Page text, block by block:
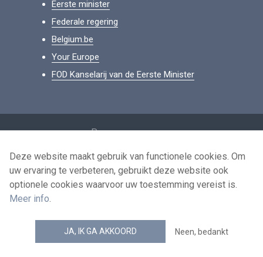
Eerste minister
Federale regering
Belgium.be
Your Europe
FOD Kanselarij van de Eerste Minister
Persoonsgegevens
Voorwaarden voor het hergebruik
Contacteer ons
news.belgium RSS feed
© 2026 - news.belgium.be
Deze website maakt gebruik van functionele cookies. Om
uw ervaring te verbeteren, gebruikt deze website ook
optionele cookies waarvoor uw toestemming vereist is.
Meer info.
JA, IK GA AKKOORD Neen, bedankt